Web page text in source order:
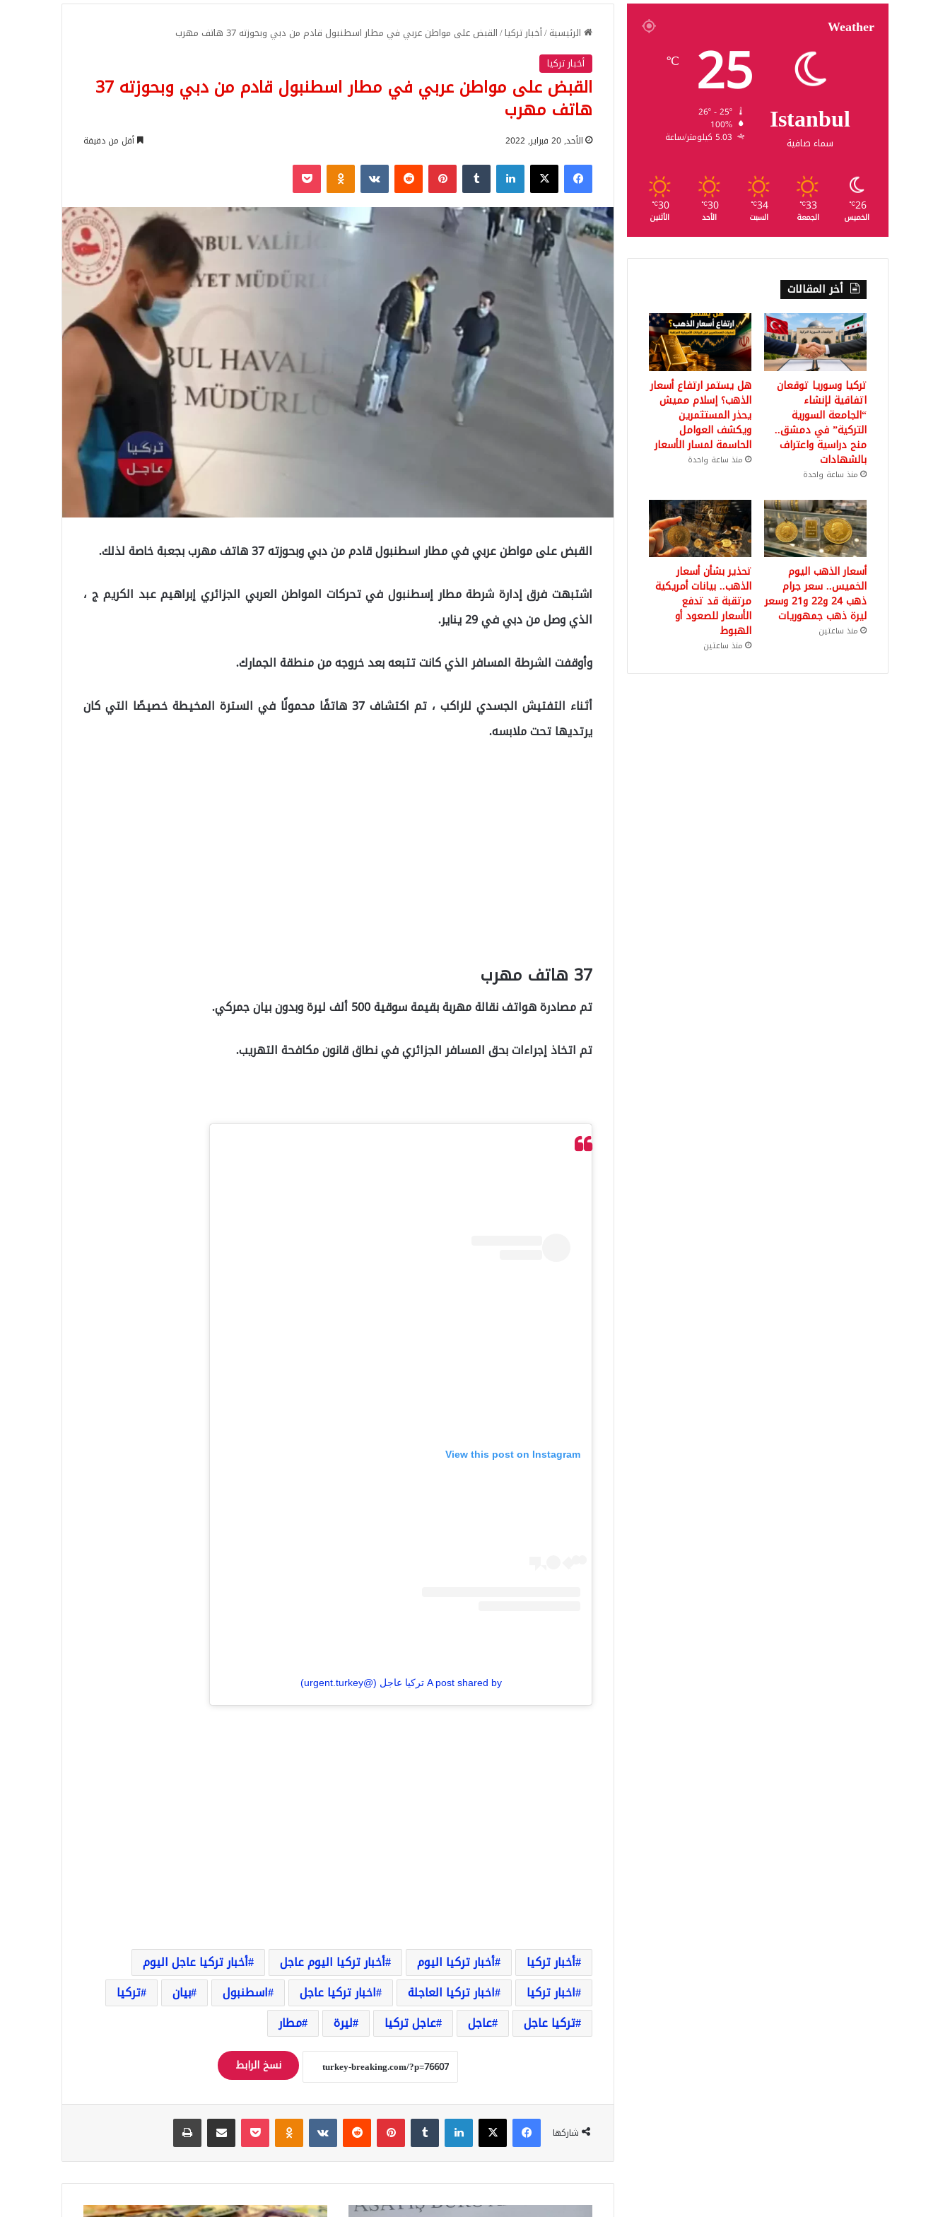
الرئيسية/أخبار تركيا/القبض على مواطن عربي في مطار اسطنبول قادم من دبي وبحوزته 37 هاتف مهرب
أخبار تركيا
القبض على مواطن عربي في مطار اسطنبول قادم من دبي وبحوزته 37
هاتف مهرب
الأحد, 20 فبراير, 2022 أقل من دقيقة
فيسبوك‫X لينكدإن بينتيريست Odnoklassniki
‫Pocket
القبض على مواطن عربي في مطار اسطنبول قادم من دبي وبحوزته 37 هاتف مهرب بجعبة خاصة لذلك.
اشتبهت فرق إدارة شرطة مطار إسطنبول في تحركات المواطن العربي الجزائري إبراهيم عبد الكريم ج ،
الذي وصل من دبي في 29 يناير.
وأوقفت الشرطة المسافر الذي كانت تتبعه بعد خروجه من منطقة الجمارك.
أثناء التفتيش الجسدي للراكب ، تم اكتشاف 37 هاتفًا محمولًا في السترة المخيطة خصيصًا التي كان
يرتديها تحت ملابسه.
37 هاتف مهرب
تم مصادرة هواتف نقالة مهربة بقيمة سوقية 500 ألف ليرة وبدون بيان جمركي.
تم اتخاذ إجراءات بحق المسافر الجزائري في نطاق قانون مكافحة التهريب.
View this post on Instagram
A post shared by تركيا عاجل (@urgent.turkey)
أخبار تركيا أخبار تركيا اليوم أخبار تركيا اليوم عاجل
أخبار تركيا عاجل اليوم
اخبار تركيا
اخبار تركيا العاجلة اخبار تركيا عاجل اسطنبول بيان
تركيا
تركيا عاجل
عاجل عاجل تركيا ليرة مطار
نسخ الرابط
شاركها
فيسبوك‫X لينكدإن بينتيريست Odnoklassniki
‫Pocket مشاركة عبر البريد طباعة
سعر
Weather
Istanbul
سماء صافية
25
℃
100%
5.03 كيلومتر/ساعة
26
℃
الخميس
33
℃
الجمعة
34
℃
السبت
30
℃
الأحد
30
℃
الأثنين
أخر المقالات
تركيا وسوريا توقعان
اتفاقية لإنشاء
“الجامعة السورية
التركية” في دمشق..
منح دراسية واعتراف
بالشهادات
منذ ساعة واحدة
هل يستمر ارتفاع أسعار
الذهب؟ إسلام مميش
يحذر المستثمرين
ويكشف العوامل
الحاسمة لمسار الأسعار
منذ ساعة واحدة
أسعار الذهب اليوم
الخميس.. سعر جرام
ذهب 24 و22 و21 وسعر
ليرة ذهب جمهوريات
منذ ساعتين
تحذير بشأن أسعار
الذهب.. بيانات أمريكية
مرتقبة قد تدفع
الأسعار للصعود أو
الهبوط
منذ ساعتين